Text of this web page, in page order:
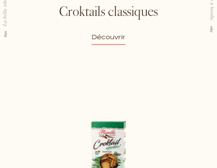
Croktails classiques
Découvrir